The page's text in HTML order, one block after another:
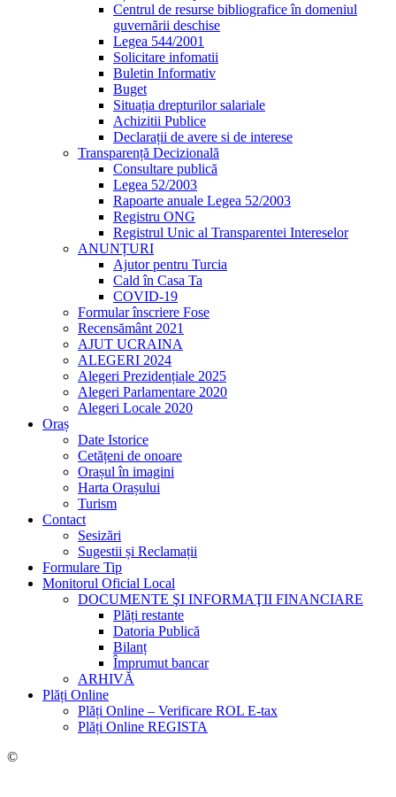
Centrul de resurse bibliografice în domeniul
guvernării deschise
Legea 544/2001
Solicitare infomatii
Buletin Informativ
Buget
Situația drepturilor salariale
Achizitii Publice
Declarații de avere si de interese
Transparență Decizională
Consultare publică
Legea 52/2003
Rapoarte anuale Legea 52/2003
Registru ONG
Registrul Unic al Transparentei Intereselor
ANUNȚURI
Ajutor pentru Turcia
Cald în Casa Ta
COVID-19
Formular înscriere Fose
Recensământ 2021
AJUT UCRAINA
ALEGERI 2024
Alegeri Prezidențiale 2025
Alegeri Parlamentare 2020
Alegeri Locale 2020
Oraș
Date Istorice
Cetățeni de onoare
Orașul în imagini
Harta Orașului
Turism
Contact
Sesizări
Sugestii și Reclamații
Formulare Tip
Monitorul Oficial Local
DOCUMENTE ŞI INFORMAŢII FINANCIARE
Plăți restante
Datoria Publică
Bilanț
Împrumut bancar
ARHIVĂ
Plăți Online
Plăți Online – Verificare ROL E-tax
Plăți Online REGISTA
©